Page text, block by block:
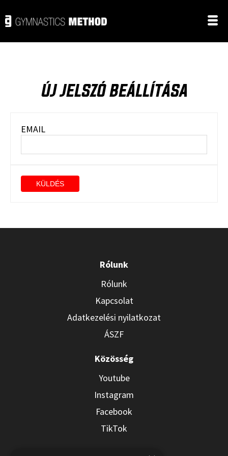
ÚJ JELSZÓ BEÁLLÍTÁSA
EMAIL
KÜLDÉS
Rólunk
Rólunk
Kapcsolat
Adatkezelési nyilatkozat
ÁSZF
Közösség
Youtube
Instagram
Facebook
TikTok